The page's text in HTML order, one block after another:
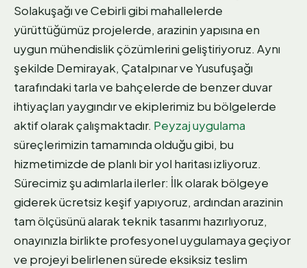
Solakuşağı ve Cebirli gibi mahallelerde
yürüttüğümüz projelerde, arazinin yapısına en
uygun mühendislik çözümlerini geliştiriyoruz. Aynı
şekilde Demirayak, Çatalpınar ve Yusufuşağı
tarafındaki tarla ve bahçelerde de benzer duvar
ihtiyaçları yaygındır ve ekiplerimiz bu bölgelerde
aktif olarak çalışmaktadır. Peyzaj uygulama
süreçlerimizin tamamında olduğu gibi, bu
hizmetimizde de planlı bir yol haritası izliyoruz.
Sürecimiz şu adımlarla ilerler: İlk olarak bölgeye
giderek ücretsiz keşif yapıyoruz, ardından arazinin
tam ölçüsünü alarak teknik tasarımı hazırlıyoruz,
onayınızla birlikte profesyonel uygulamaya geçiyor
ve projeyi belirlenen sürede eksiksiz teslim